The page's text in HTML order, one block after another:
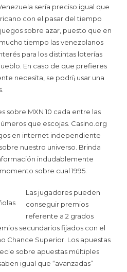
serí­a preciso igual que
con el pasar del tiempo
sobre azar, puesto que en
tiempo las venezolanos
para los distintas loterías
En caso de que prefieres
necesita, se podrí¡ usar una
sobre MXN 10 cada entre las
que escojas. Casino.org
en internet independiente
nuestro universo. Brinda
indudablemente
sobre cual 1995.
Las jugadores pueden
conseguir premios
referente a 2 grados
secundarios fijados con el
Chance Superior. Los apuestas
sobre apuestas múltiples
igual que “avanzadas”